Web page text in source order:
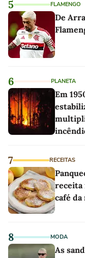
5 FLAMENGO
De
6 PLANETA
Em
7 RECEITAS
receita
café da
8 MODA
As